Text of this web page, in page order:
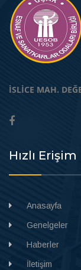
İSLİCE MAH.
Hızlı Erişim
Anasayfa
Genelgeler
Haberler
İletişim